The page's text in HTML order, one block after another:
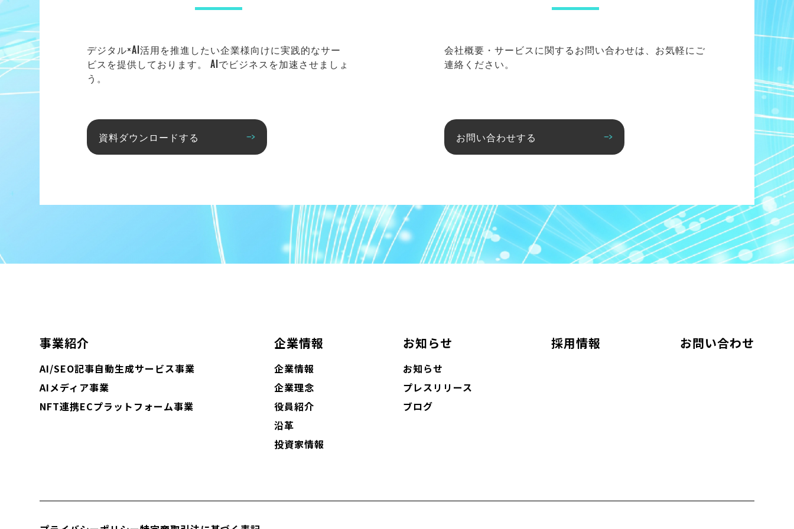
デジタル×AI活用を推進したい企業様向けに実践的なサー
ビスを提供しております。 AIでビジネスを加速させましょ
う。
資料ダウンロードする
会社概要・サービスに関するお問い合わせは、お気軽にご
連絡ください。
お問い合わせする
事業紹介
AI/SEO記事自動生成サービス事業
AIメディア事業
NFT連携ECプラットフォーム事業
企業情報
企業情報
企業理念
役員紹介
沿革
投資家情報
お知らせ
お知らせ
プレスリリース
ブログ
採用情報 お問い合わせ